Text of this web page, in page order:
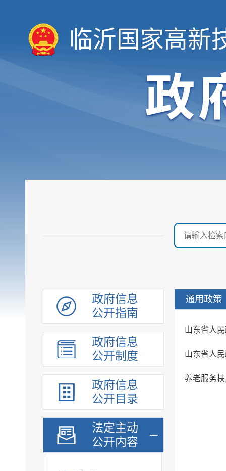
临沂国家高新
政府信息
公开指南
政府信息
公开制度
政府信息
公开目录
法定主动
公开内容
通用政策
山东省人
养老服务